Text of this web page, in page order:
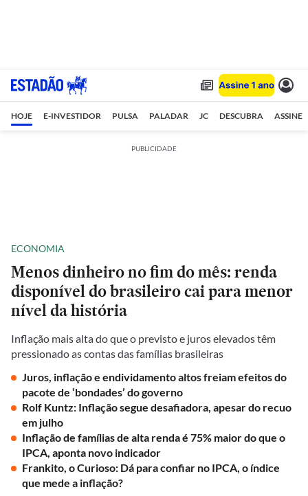
HOJE E-INVESTIDOR PULSA PALADAR JC DESCUBRA ASSINE
PUBLICIDADE
ECONOMIA
Menos dinheiro no fim do mês: renda
disponível do brasileiro cai para menor
nível da história
Inflação mais alta do que o previsto e juros elevados têm
pressionado as contas das famílias brasileiras
Juros, inflação e endividamento altos freiam efeitos do
pacote de ‘bondades’ do governo
Rolf Kuntz: Inflação segue desafiadora, apesar do recuo
em julho
Inflação de famílias de alta renda é 75% maior do que o
IPCA, aponta novo indicador
Frankito, o Curioso: Dá para confiar no IPCA, o índice
que mede a inflação?